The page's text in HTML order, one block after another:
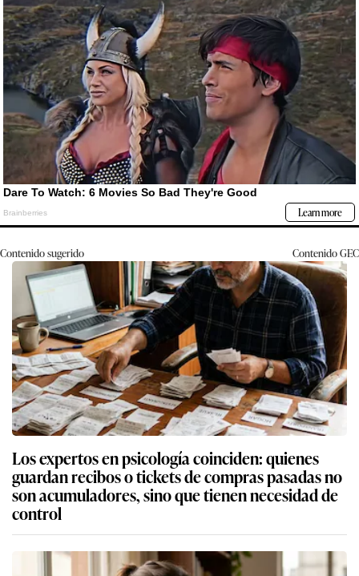
Contenido sugerido ContenidoGEC
Los expertos en psicología coinciden: quienes
guardan recibos o tickets de compras pasadas no
son acumuladores, sino que tienen necesidad de
control